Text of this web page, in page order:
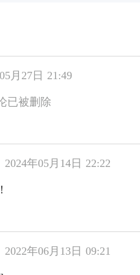
05月27日 21:49
已被删除
2024年05月14日 22:22
2022年06月13日 09:21